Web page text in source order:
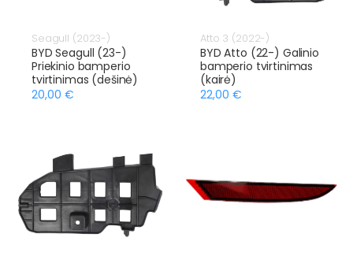
Seagull (2023-)
BYD Seagull (23-)
Priekinio bamperio
tvirtinimas (dešinė)
20,00 €
Atto 3 (2022-)
BYD Atto (22-) Galinio
bamperio tvirtinimas
(kairė)
22,00 €